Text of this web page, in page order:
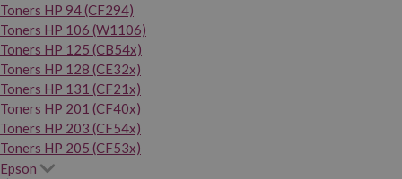
Toners HP 94 (CF294)
Toners HP 106 (W1106)
Toners HP 125 (CB54x)
Toners HP 128 (CE32x)
Toners HP 131 (CF21x)
Toners HP 201 (CF40x)
Toners HP 203 (CF54x)
Toners HP 205 (CF53x)
Epson